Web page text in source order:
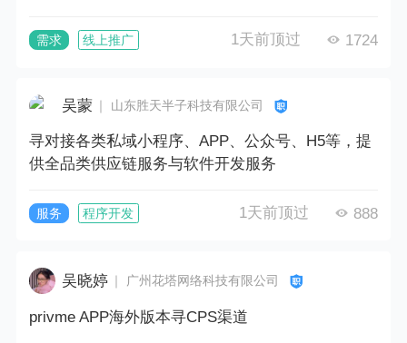
需求 线上推广 1天前顶过 1724
吴蒙 ｜ 山东胜天半子科技有限公司
寻对接各类私域小程序、APP、公众号、H5等，提
供全品类供应链服务与软件开发服务
服务 程序开发 1天前顶过 888
吴晓婷 ｜ 广州花塔网络科技有限公司
privme APP海外版本寻CPS渠道